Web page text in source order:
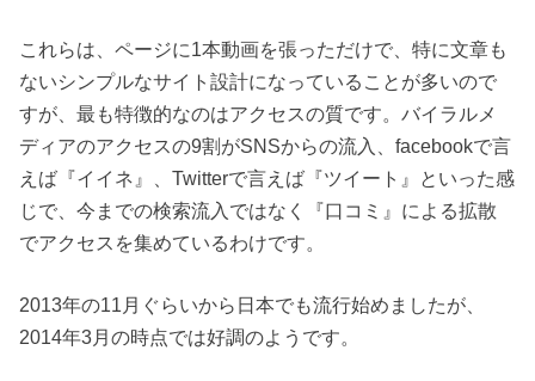
これらは、ページに1本動画を張っただけで、特に文章も
ないシンプルなサイト設計になっていることが多いので
すが、最も特徴的なのはアクセスの質です。バイラルメ
ディアのアクセスの9割がSNSからの流入、facebookで言
えば『イイネ』、Twitterで言えば『ツイート』といった感
じで、今までの検索流入ではなく『口コミ』による拡散
でアクセスを集めているわけです。
2013年の11月ぐらいから日本でも流行始めましたが、
2014年3月の時点では好調のようです。